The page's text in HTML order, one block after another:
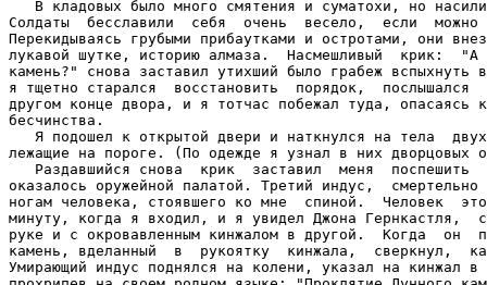
В кладовых было много смятения и суматохи, но
Солдаты  бесславили  себя  очень  весело,  если
Перекидываясь грубыми прибаутками и остротами, они
лукавой шутке, историю алмаза.  Насмешливый  крик:
камень?" снова заставил утихший было грабеж вспыхнуть
я тщетно старался  восстановить  порядок,  послышался
другом конце двора, и я тотчас побежал туда, опасаясь
бесчинства.
Я подошел к открытой двери и наткнулся на тела
лежащие на пороге. (По одежде я узнал в них дворцовых
Раздавшийся снова  крик  заставил  меня  поспешить
оказалось оружейной палатой. Третий индус,
ногам человека, стоявшего ко мне  спиной.  Человек
минуту, когда я входил, и я увидел Джона Гернкастля,
руке и с окровавленным кинжалом в другой.  Когда  он
камень, вделанный  в  рукоятку  кинжала,  сверкнул,
Умирающий индус поднялся на колени, указал на кинжал